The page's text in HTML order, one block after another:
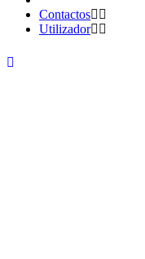
Contactos
Utilizador